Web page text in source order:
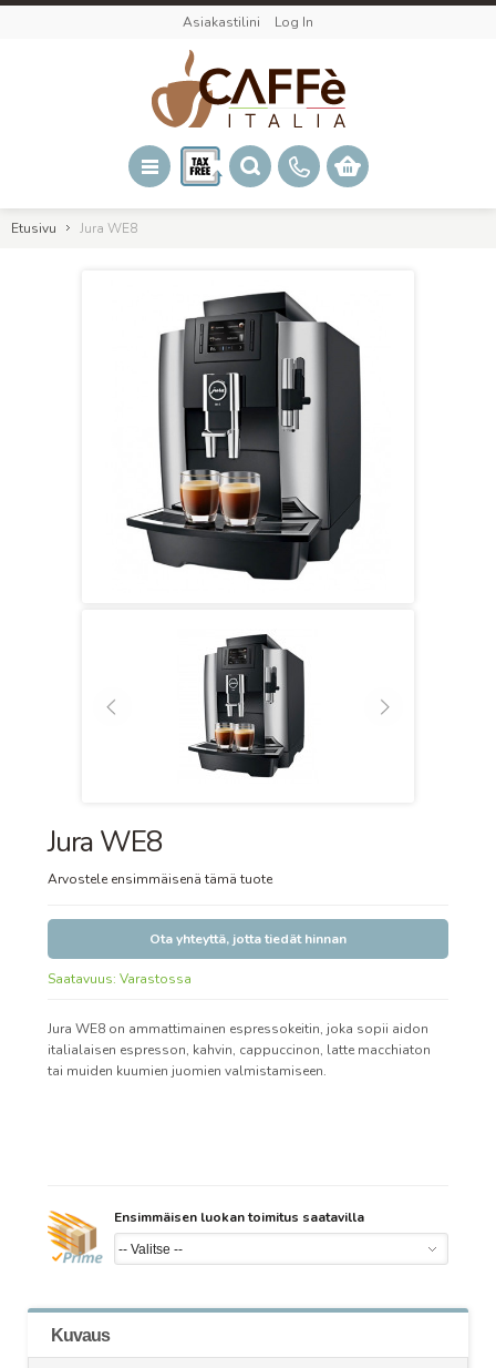
Asiakastilini Log In
Etusivu Jura WE8
Jura WE8
Arvostele ensimmäisenä tämä tuote
Ota yhteyttä, jotta tiedät hinnan
Saatavuus: Varastossa
Jura WE8 on ammattimainen espressokeitin, joka sopii aidon
italialaisen espresson, kahvin, cappuccinon, latte macchiaton
tai muiden kuumien juomien valmistamiseen.
Ensimmäisen luokan toimitus saatavilla
Kuvaus